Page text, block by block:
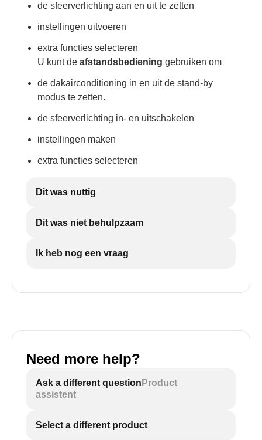
de sfeerverlichting aan en uit te zetten
instellingen uitvoeren
extra functies selecteren
U kunt deafstandsbediening gebruiken om
de dakairconditioning in en uit de stand-by
modus te zetten.
de sfeerverlichting in- en uitschakelen
instellingen maken
extra functies selecteren
Dit was nuttig
Dit was niet behulpzaam
Ik heb nog een vraag
Need more help?
Ask a different question Product
assistent
Select a different product